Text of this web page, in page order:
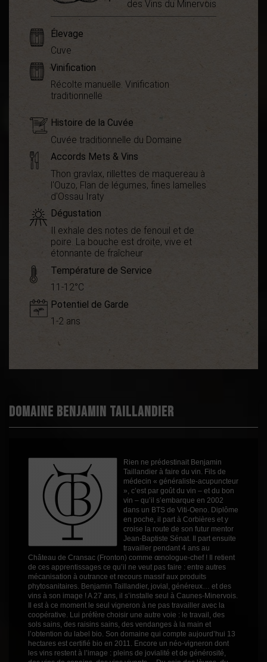
des Vins du Minervois
Élevage
Cuve
Vinification
Récolte manuelle. Vinification
traditionnelle
Histoire de la Cuvée
Cuvée traditionnelle du Domaine
Accords Mets & Vins
Thon gravlax, rillettes de maquereau à
l'Ouzo, Flan de légumes, fines lamelles
d'Ossau Iraty
Dégustation
Il exhale des notes de fenouil et de
poire. La bouche est droite, vive et
étonnante de fraîcheur
Température de Service
11-12°C
Potentiel de Garde
1-2 ans
Épicé 1
Grenache Gris
Terret Gris
Profil Fruité
Couleur Blanc
Millésime 2025
Volume 75cl
Rayons
Vin Autres Années
Vin Autres Années
Vin Autres Années
Domaine Benjamin Taillandier
Rien ne prédestinait Benjamin
Taillandier à faire du vin. Fils de
médecin « généraliste-acupuncteur
», c’est par goût du vin – et du bon
vin – qu’il s’embarque en 2002
dans un BTS de Viti-Oeno. Diplôme
en poche, il part à Corbières et y
croise la route de son futur mentor
Jean-Baptiste Sénat. Il part ensuite
travailler pendant 4 ans au
Château de Cransac (Fronton) comme œnologue-chef ! Il retient
de ces apprentissages ce qu’il ne veut pas faire : entre autres
mécanisation à outrance et recours massif aux produits
phytosanitaires. Benjamin Taillandier, jovial, généreux… et des
vins à son image ! A 27 ans, il s’installe seul à Caunes-Minervois.
Il est à ce moment le seul vigneron à ne pas travailler avec la
coopérative. Lui préfère choisir une autre voie : le travail, des
sols sains, des raisins sains, des vendanges à la main et
l’obtention du label bio. Son domaine qui compte aujourd’hui 13
hectares est certifié bio en 2011. Encore un néo-vigneron dont
les vins restent à l’image : pleins de jovialité et de générosité,